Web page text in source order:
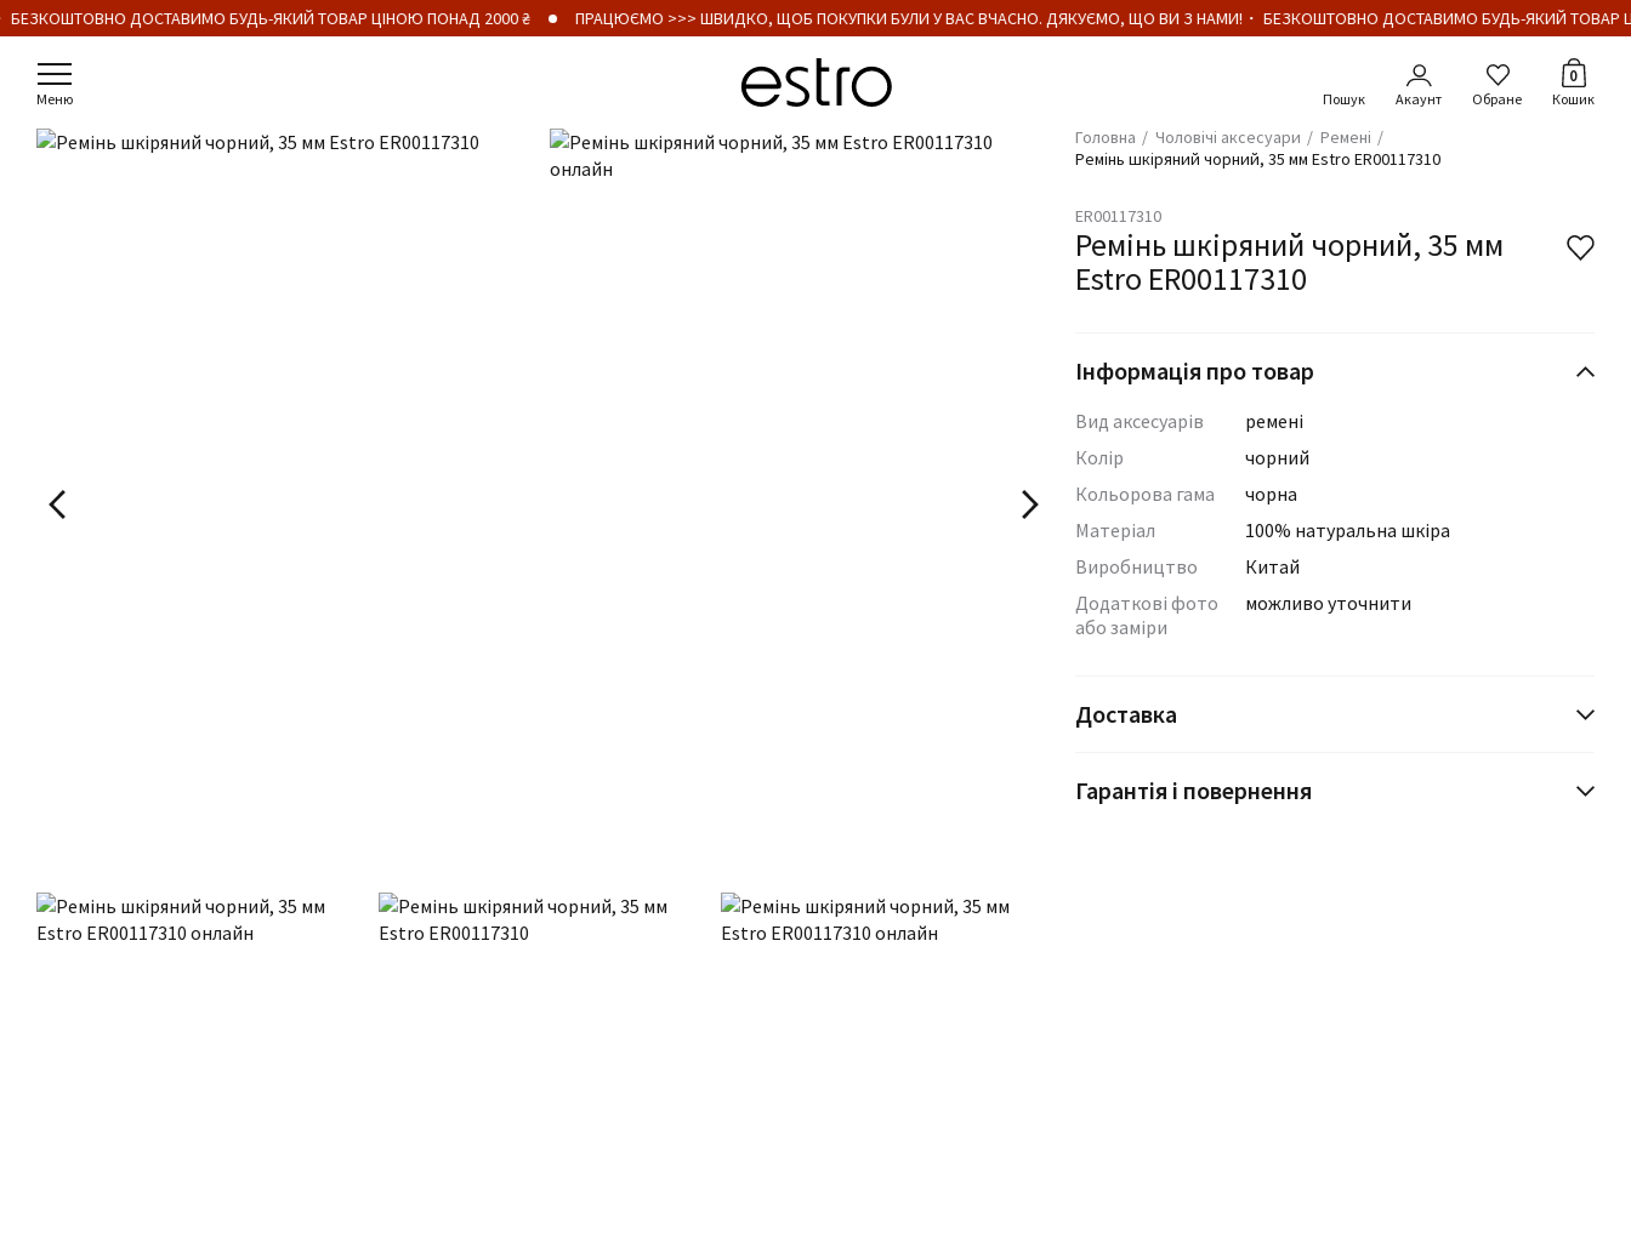
ДОСТАВИМО БУДЬ-ЯКИЙ ТОВАР ЦІНОЮ ПОНАД 2000 ₴ ПРАЦЮЄМО >>> ШВИДКО, ЩОБ ПОКУПКИ БУЛИ У ВАС ВЧАСНО. ДЯКУЄМО, ЩО ВИ З НАМИ!・ БЕЗКОШТОВНО ДОСТАВИМО БУДЬ-ЯКИЙ ТОВАР
Меню Акаунт Обране
0
Кошик
Головна Чоловічі аксесуари
Ремені
Ремінь шкіряний чорний, 35 мм Estro ER00117310
ER00117310
Ремінь шкіряний чорний, 35 мм
Estro ER00117310
Інформація про товар
Вид аксесуарів
ремені
Колір
чорний
Кольорова гама
чорна
Матеріал
100% натуральна шкіра
Виробництво
Китай
Додаткові фото
або заміри
можливо уточнити
Доставка
Гарантія і повернення